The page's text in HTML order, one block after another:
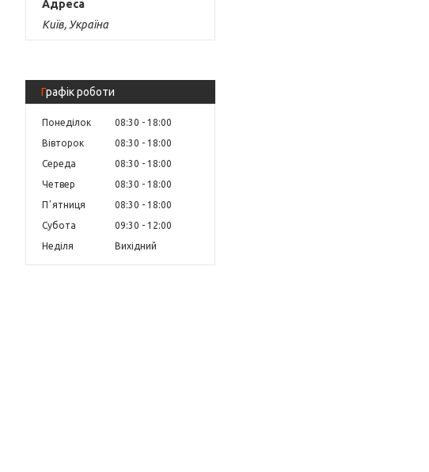
Київ, Україна
Графік роботи
Понеділок 08:30
18:00
Вівторок
08:30
18:00
Середа
08:30
18:00
Четвер
08:30
18:00
Пʼятниця
08:30
18:00
Субота
09:30
12:00
Неділя
Вихідний